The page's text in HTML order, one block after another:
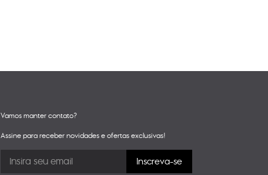
Vamos manter contato?
Assine para receber novidades e ofertas exclusivas!